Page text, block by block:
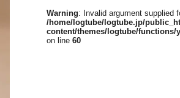
Warning: Invalid argument supplied
/home/logtube/logtube.jp/
content/themes/logtube/functions/
on line 60